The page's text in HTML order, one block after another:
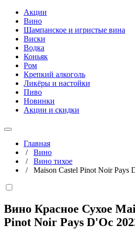
Акции
Вино
Шампанское и игристые вина
Виски
Водка
Коньяк
Ром
Крепкий алкоголь
Ликёры и настойки
Пиво
Новинки
Акции и скидки
Главная
/ Вино
/ Вино тихое
/ Maison Castel Pinot Noir Pays
Вино Красное Сухое
Pinot Noir Pays D'Oc